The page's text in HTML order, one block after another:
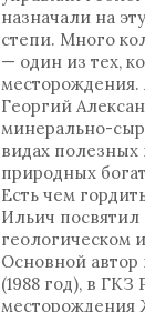
назначали на
степи. Много
— один из тех,
Георгий
минерально-
видах полезных
природных
Есть чем
Ильич
геологическом
Основной автор
(1988 год), в
месторождения